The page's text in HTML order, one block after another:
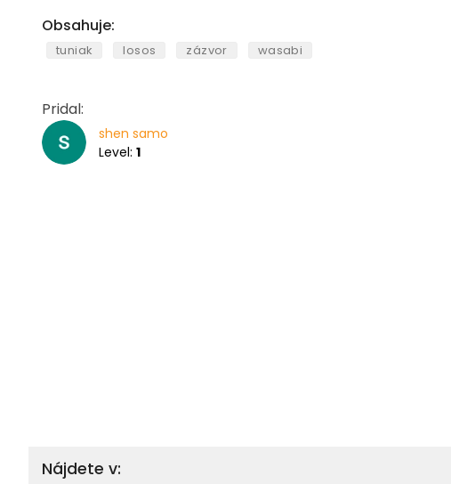
Obsahuje:
tuniak losos zázvor wasabi
Pridal:
shen samo
Level: 1
Nájdete v: